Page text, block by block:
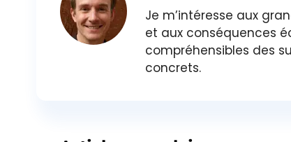
Je m’intéresse aux
et aux conséquences
compréhensibles des
concrets.